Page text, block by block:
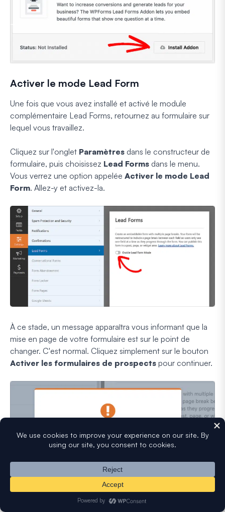
Activer le mode Lead Form
Une fois que vous avez installé et activé le module
complémentaire Lead Forms, retournez au formulaire sur
lequel vous travaillez.
Cliquez sur l'onglet Paramètres dans le constructeur de
formulaire, puis choisissez Lead Forms dans le menu.
Vous verrez une option appelée Activer le mode Lead
Form. Allez-y et activez-la.
À ce stade, un message apparaîtra vous informant que la
mise en page de votre formulaire est sur le point de
changer. C'est normal. Cliquez simplement sur le bouton
Activer les formulaires de prospects pour continuer.